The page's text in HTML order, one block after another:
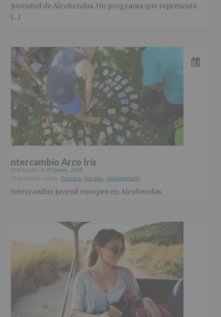
Juventud de Alcobendas. Un programa que representa
[…]
I
ntercambio Arco Iris
Publicado el 23 junio, 2019
Etiquetado como: Europa,verano,voluntariado
Intercambio juvenil europeo en Alcobendas.